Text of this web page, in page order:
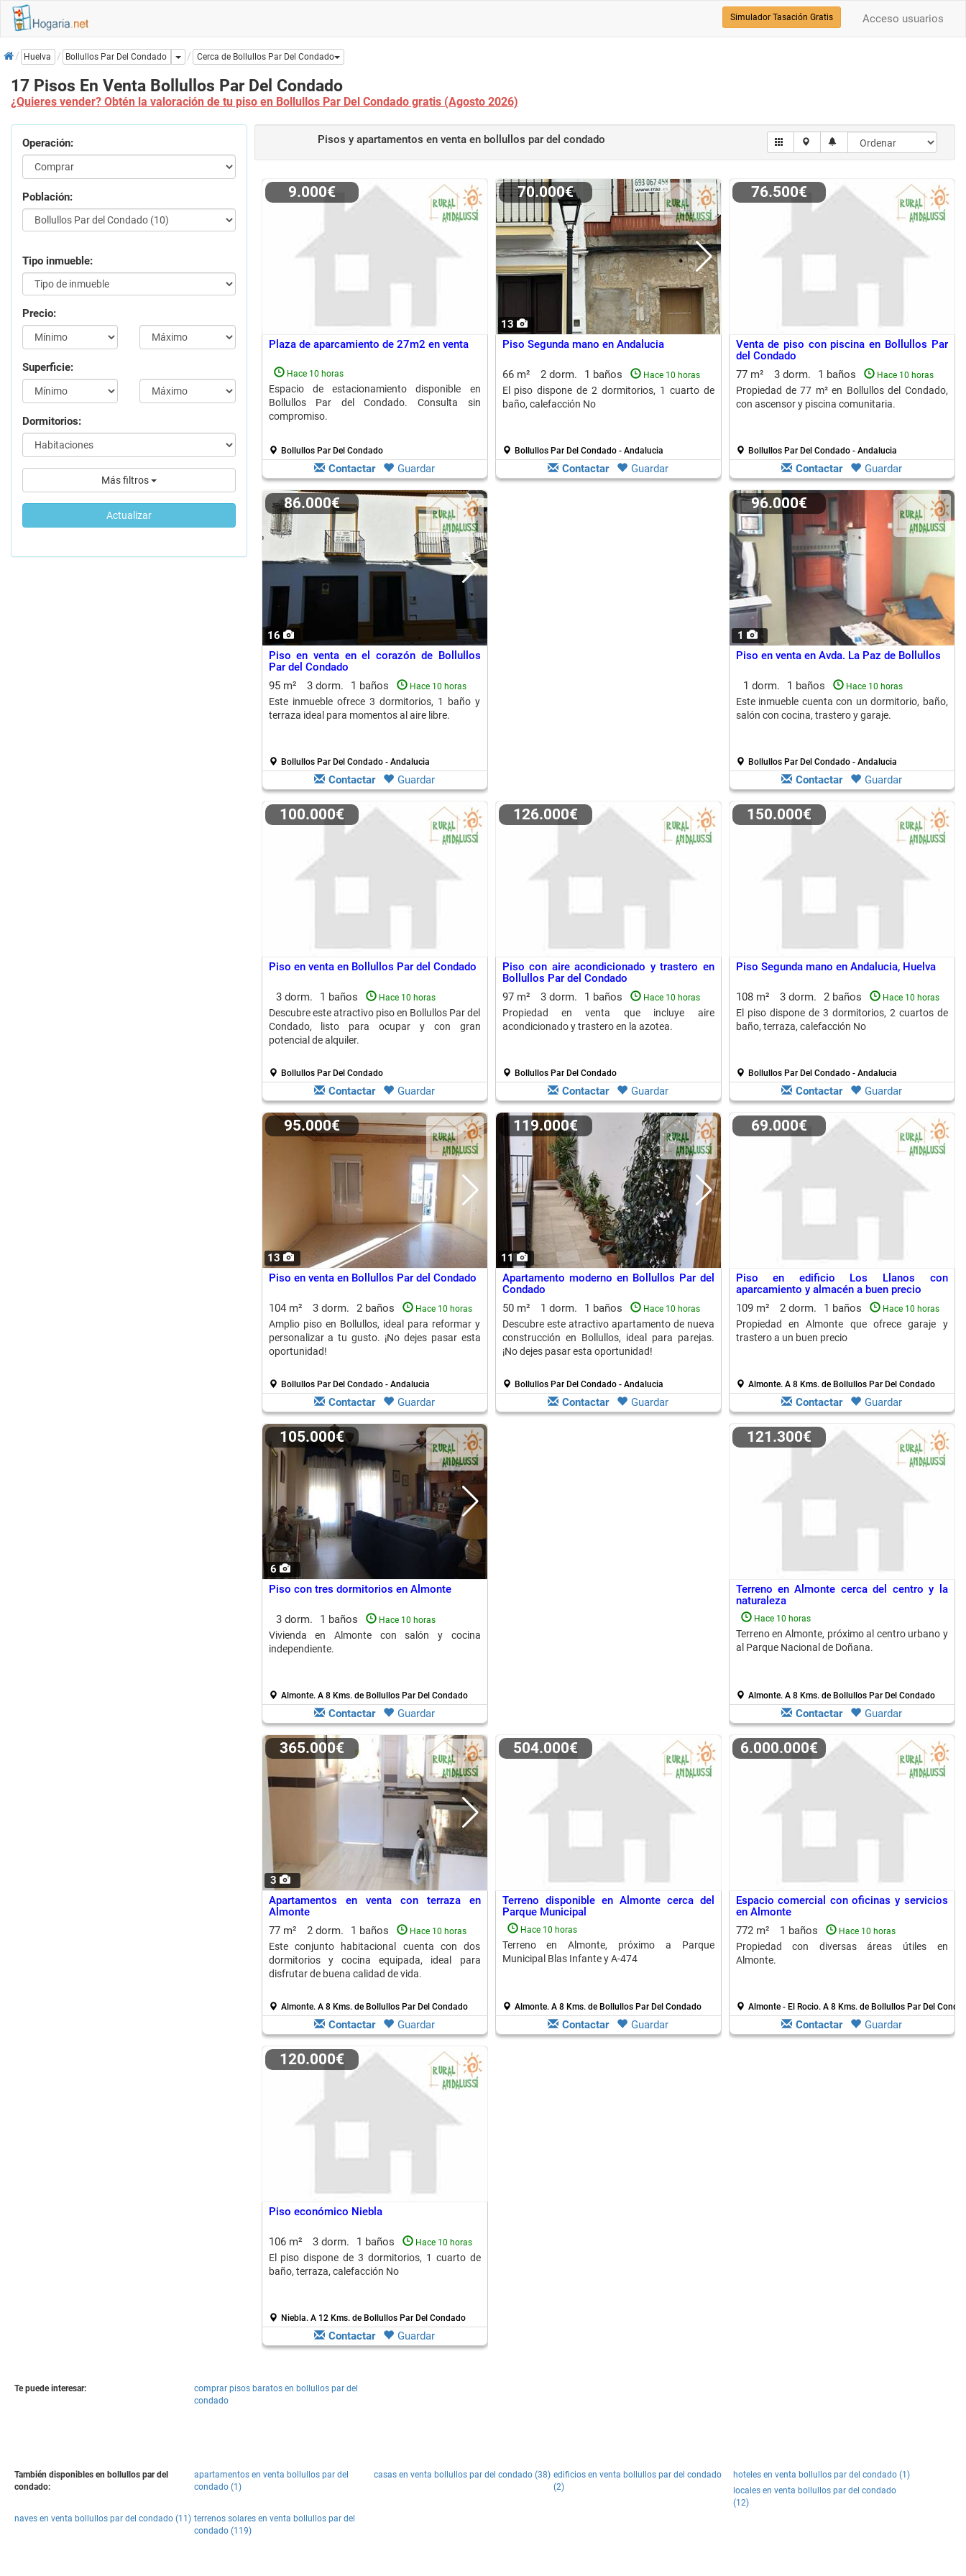
Acceso usuarios
Simulador Tasación Gratis
InicioHuelva Bollullos Par Del Condado Dropdown
Cerca de Bollullos Par Del Condado
17 Pisos En Venta Bollullos Par Del Condado
¿Quieres vender? Obtén la valoración de tu piso en Bollullos Par Del Condado gratis (Agosto 2026)
Operación:
Población:
Tipo inmueble:
Precio:
Superficie:
Dormitorios:
Más filtros
Actualizar
Pisos y apartamentos en venta en bollullos par del condado
9.000€
Plaza de aparcamiento de 27m2 en venta
Hace 10 horas
Espacio de estacionamiento disponible en
Bollullos Par del Condado. Consulta sin
compromiso.
Bollullos Par Del Condado
Contactar Guardar
13
70.000€
Piso Segunda mano en Andalucia
66 m² 2 dorm. 1 baños Hace 10 horas
El piso dispone de 2 dormitorios, 1 cuarto de
baño, calefacción No
Bollullos Par Del Condado - Andalucia
Contactar Guardar
76.500€
Venta de piso con piscina en Bollullos Par
del Condado
77 m²
3 dorm. 1 baños Hace 10 horas
Propiedad de 77 m² en Bollullos del Condado,
con ascensor y piscina comunitaria.
Bollullos Par Del Condado - Andalucia
Contactar Guardar
16
86.000€
Piso en venta en el corazón de Bollullos
Par del Condado
95 m²
3 dorm. 1 baños Hace 10 horas
Este inmueble ofrece 3 dormitorios, 1 baño y
terraza ideal para momentos al aire libre.
Bollullos Par Del Condado - Andalucia
Contactar Guardar
1
96.000€
Piso en venta en Avda. La Paz de Bollullos
1 dorm. 1 baños Hace 10 horas
Este inmueble cuenta con un dormitorio, baño,
salón con cocina, trastero y garaje.
Bollullos Par Del Condado - Andalucia
Contactar Guardar
100.000€
Piso en venta en Bollullos Par del Condado
3 dorm. 1 baños Hace 10 horas
Descubre este atractivo piso en Bollullos Par del
Condado, listo para ocupar y con gran
potencial de alquiler.
Bollullos Par Del Condado
Contactar Guardar
126.000€
Piso con aire acondicionado y trastero en
Bollullos Par del Condado
97 m²
3 dorm. 1 baños Hace 10 horas
Propiedad en venta que incluye aire
acondicionado y trastero en la azotea.
Bollullos Par Del Condado
Contactar Guardar
150.000€
Piso Segunda mano en Andalucia, Huelva
108 m² 3 dorm. 2 baños Hace 10 horas
El piso dispone de 3 dormitorios, 2 cuartos de
baño, terraza, calefacción No
Bollullos Par Del Condado - Andalucia
Contactar Guardar
13
95.000€
Piso en venta en Bollullos Par del Condado
104 m² 3 dorm. 2 baños Hace 10 horas
Amplio piso en Bollullos, ideal para reformar y
personalizar a tu gusto. ¡No dejes pasar esta
oportunidad!
Bollullos Par Del Condado - Andalucia
Contactar Guardar
11
119.000€
Apartamento moderno en Bollullos Par del
Condado
50 m²
1 dorm. 1 baños Hace 10 horas
Descubre este atractivo apartamento de nueva
construcción en Bollullos, ideal para parejas.
¡No dejes pasar esta oportunidad!
Bollullos Par Del Condado - Andalucia
Contactar Guardar
69.000€
Piso en edificio Los Llanos con
aparcamiento y almacén a buen precio
109 m²
2 dorm. 1 baños Hace 10 horas
Propiedad en Almonte que ofrece garaje y
trastero a un buen precio
Almonte. A 8 Kms. de Bollullos Par Del Condado
Contactar Guardar
6
105.000€
Piso con tres dormitorios en Almonte
3 dorm. 1 baños Hace 10 horas
Vivienda en Almonte con salón y cocina
independiente.
Almonte. A 8 Kms. de Bollullos Par Del Condado
Contactar Guardar
121.300€
Terreno en Almonte cerca del centro y la
naturaleza
Hace 10 horas
Terreno en Almonte, próximo al centro urbano y
al Parque Nacional de Doñana.
Almonte. A 8 Kms. de Bollullos Par Del Condado
Contactar Guardar
3
365.000€
Apartamentos en venta con terraza en
Almonte
77 m²
2 dorm. 1 baños Hace 10 horas
Este conjunto habitacional cuenta con dos
dormitorios y cocina equipada, ideal para
disfrutar de buena calidad de vida.
Almonte. A 8 Kms. de Bollullos Par Del Condado
Contactar Guardar
504.000€
Terreno disponible en Almonte cerca del
Parque Municipal
Hace 10 horas
Terreno en Almonte, próximo a Parque
Municipal Blas Infante y A-474
Almonte. A 8 Kms. de Bollullos Par Del Condado
Contactar Guardar
6.000.000€
Espacio comercial con oficinas y servicios
en Almonte
772 m²
1 baños Hace 10 horas
Propiedad con diversas áreas útiles en
Almonte.
Almonte - El Rocio. A 8 Kms. de Bollullos Par Del
Contactar Guardar
120.000€
Piso económico Niebla
106 m² 3 dorm. 1 baños Hace 10 horas
El piso dispone de 3 dormitorios, 1 cuarto de
baño, terraza, calefacción No
Niebla. A 12 Kms. de Bollullos Par Del Condado
Contactar Guardar
Te puede interesar:
comprar pisos baratos en bollullos par del
condado
También disponibles en bollullos par del
condado:
apartamentos en venta bollullos par del
condado (1)
casas en venta bollullos par del condado (38) edificios en venta bollullos par del condado
(2)
hoteles en venta bollullos par del condado (1)
locales en venta bollullos par del condado
(12)
naves en venta bollullos par del condado (11) terrenos solares en venta bollullos par del
condado (119)